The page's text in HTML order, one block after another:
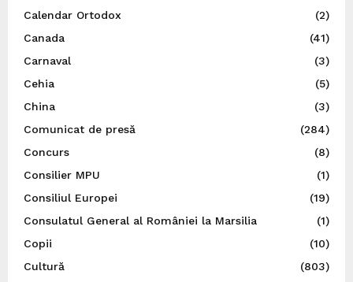
Calendar Ortodox
(2)
Canada
(41)
Carnaval
(3)
Cehia
(5)
China
(3)
Comunicat de presă
(284)
Concurs
(8)
Consilier MPU
(1)
Consiliul Europei
(19)
Consulatul General al României la Marsilia
(1)
Copii
(10)
Cultură
(803)